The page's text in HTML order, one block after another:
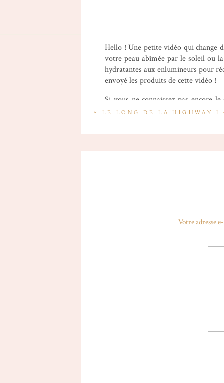
Hello ! Une petite vidéo qui change
votre peau abîmée par le soleil ou
hydratantes aux enlumineurs pour
envoyé les produits de cette vidéo !
Si vous ne connaissez pas encore
telles que Aesop, Davines, Make
« LE LONG DE LA HIGHWAY 1
Votre adresse